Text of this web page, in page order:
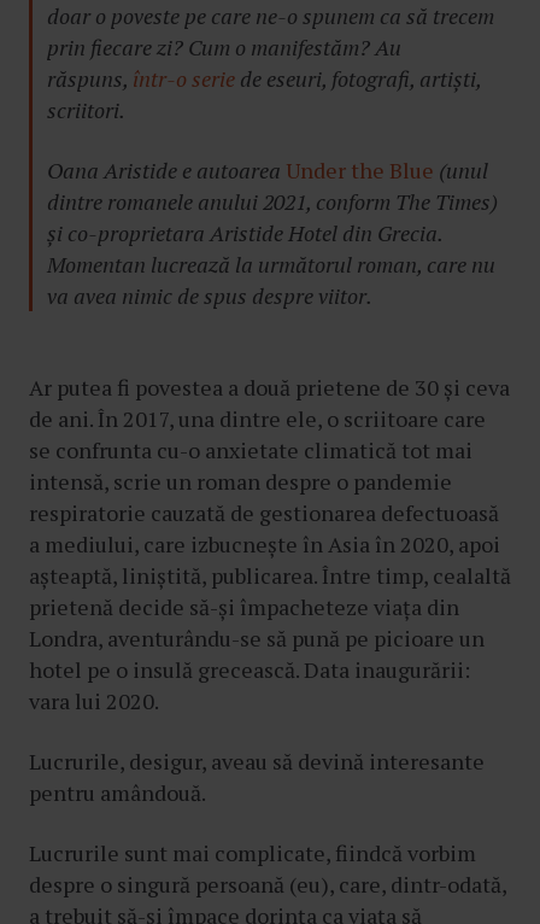
doar o poveste pe care ne-o spunem ca să trecem
prin fiecare zi? Cum o manifestăm? Au
răspuns, într-o serie de eseuri, fotografi, artiști,
scriitori.
Oana Aristide e autoarea Under the Blue (unul
dintre romanele anului 2021, conform The Times)
și co-proprietara Aristide Hotel din Grecia.
Momentan lucrează la următorul roman, care nu
va avea nimic de spus despre viitor.
Ar putea fi povestea a două prietene de 30 și ceva
de ani. În 2017, una dintre ele, o scriitoare care
se confrunta cu-o anxietate climatică tot mai
intensă, scrie un roman despre o pandemie
respiratorie cauzată de gestionarea defectuoasă
a mediului, care izbucnește în Asia în 2020, apoi
așteaptă, liniștită, publicarea. Între timp, cealaltă
prietenă decide să-și împacheteze viața din
Londra, aventurându-se să pună pe picioare un
hotel pe o insulă grecească. Data inaugurării:
vara lui 2020.
Lucrurile, desigur, aveau să devină interesante
pentru amândouă.
Lucrurile sunt mai complicate, fiindcă vorbim
despre o singură persoană (eu), care, dintr-odată,
a trebuit să-și împace dorința ca viața să